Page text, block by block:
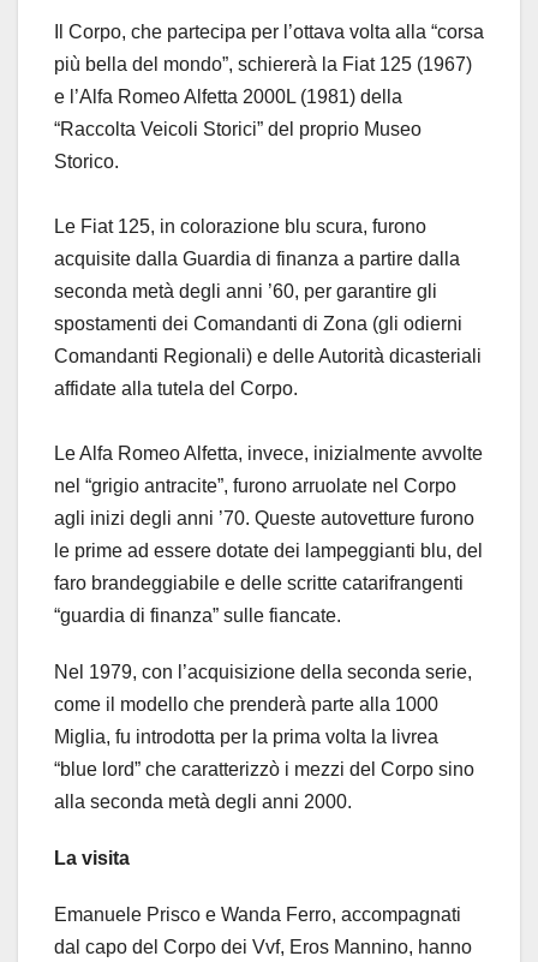
Il Corpo, che partecipa per l’ottava volta alla “corsa
più bella del mondo”, schiererà la Fiat 125 (1967)
e l’Alfa Romeo Alfetta 2000L (1981) della
“Raccolta Veicoli Storici” del proprio Museo
Storico.
Le Fiat 125, in colorazione blu scura, furono
acquisite dalla Guardia di finanza a partire dalla
seconda metà degli anni ’60, per garantire gli
spostamenti dei Comandanti di Zona (gli odierni
Comandanti Regionali) e delle Autorità dicasteriali
affidate alla tutela del Corpo.
Le Alfa Romeo Alfetta, invece, inizialmente avvolte
nel “grigio antracite”, furono arruolate nel Corpo
agli inizi degli anni ’70. Queste autovetture furono
le prime ad essere dotate dei lampeggianti blu, del
faro brandeggiabile e delle scritte catarifrangenti
“guardia di finanza” sulle fiancate.
Nel 1979, con l’acquisizione della seconda serie,
come il modello che prenderà parte alla 1000
Miglia, fu introdotta per la prima volta la livrea
“blue lord” che caratterizzò i mezzi del Corpo sino
alla seconda metà degli anni 2000.
La visita
Emanuele Prisco e Wanda Ferro, accompagnati
dal capo del Corpo dei Vvf, Eros Mannino, hanno